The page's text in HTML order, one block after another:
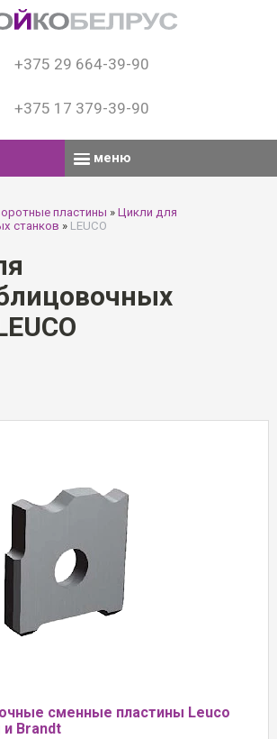
+375 29 664-39-90
+375 17 379-39-90
меню
пластины » Цикли для
станков » LEUCO
сменные пластины Leuco
и Brandt